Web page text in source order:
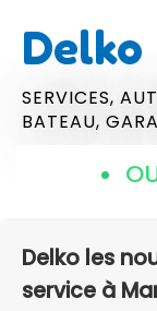
Delko
SERVICES,
BATEAU,
Delko les
service à